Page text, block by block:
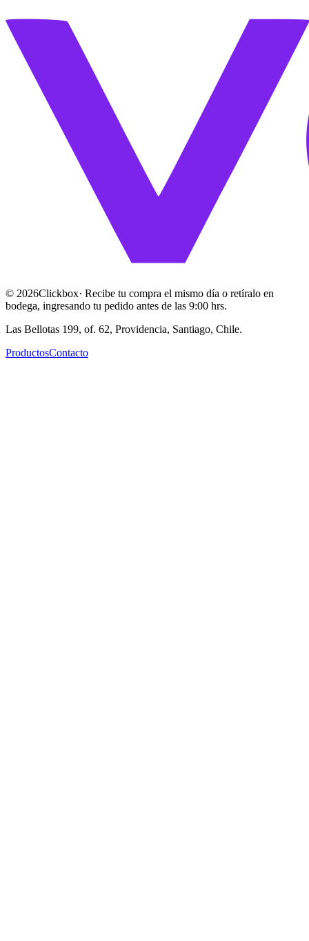
© 2026Clickbox· Recibe tu compra el mismo día o retíralo en
bodega, ingresando tu pedido antes de las 9:00 hrs.
Las Bellotas 199, of. 62, Providencia, Santiago, Chile.
ProductosContacto